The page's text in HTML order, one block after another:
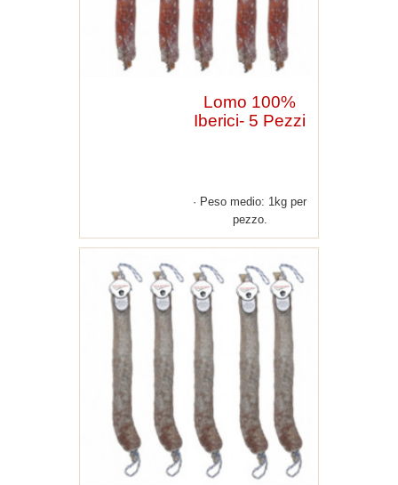
Lomo 100%
Iberici- 5 Pezzi
Peso medio: 1kg per
pezzo.